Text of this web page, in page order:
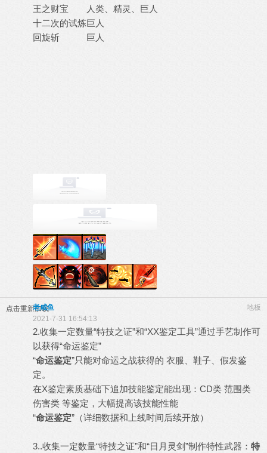
王之财宝
人类、精灵、巨人
十二次的试炼巨人
回旋斩
巨人
点击重新加载 地板
老咸鱼
2021-7-31 16:54:13
2.收集一定数量“特技之证”和“XX鉴定工具”通过手艺制作可
以获得“命运鉴定”
“命运鉴定”只能对命运之战获得的 衣服、鞋子、假发鉴
定。
在X鉴定素质基础下追加技能鉴定能出现：CD类 范围类
伤害类 等鉴定，大幅提高该技能性能
“命运鉴定”（详细数据和上线时间后续开放）
3..收集一定数量“特技之证”和“日月灵剑”制作特性武器： 特